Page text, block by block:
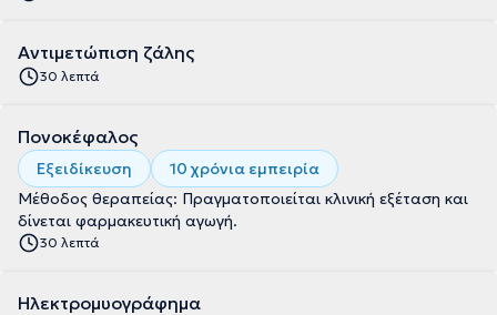
Αντιμετώπιση ζάλης
30 λεπτά
Πονοκέφαλος
Εξειδίκευση
10 χρόνια εμπειρία
Μέθοδος θεραπείας: Πραγματοποιείται κλινική εξέταση και
δίνεται φαρμακευτική αγωγή.
30 λεπτά
Ηλεκτρομυογράφημα